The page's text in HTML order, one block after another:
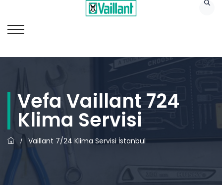
Vefa Vaillant 724
Klima Servisi
/ Vaillant 7/24 Klima Servisi İstanbul